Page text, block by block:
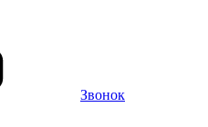
Звонок